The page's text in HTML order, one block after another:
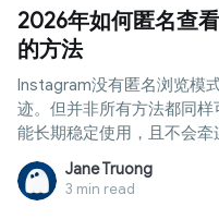
2026年如何匿名查
的方法
Instagram没有匿名浏览模
迹。但并非所有方法都同
能长期稳定使用，且不会牵
Jane Truong
3 min read